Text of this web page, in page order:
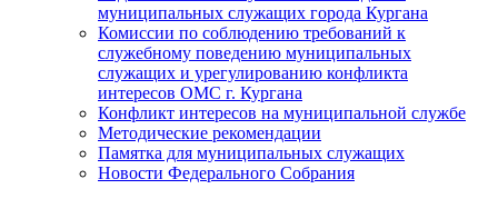
муниципальных служащих города Кургана
Комиссии по соблюдению требований к
служебному поведению муниципальных
служащих и урегулированию конфликта
интересов ОМС г. Кургана
Конфликт интересов на муниципальной службе
Методические рекомендации
Памятка для муниципальных служащих
Новости Федерального Cобрания